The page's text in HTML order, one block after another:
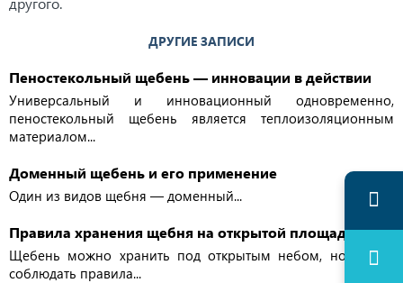
ДРУГИЕ ЗАПИСИ
Пеностекольный щебень — инновации в действии
Универсальный и инновационный одновременно,
пеностекольный щебень является теплоизоляционным
материалом...
Доменный щебень и его применение
Один из видов щебня — доменный...
Правила хранения щебня на открытой площадке
Щебень можно хранить под открытым небом, но важно
соблюдать правила...